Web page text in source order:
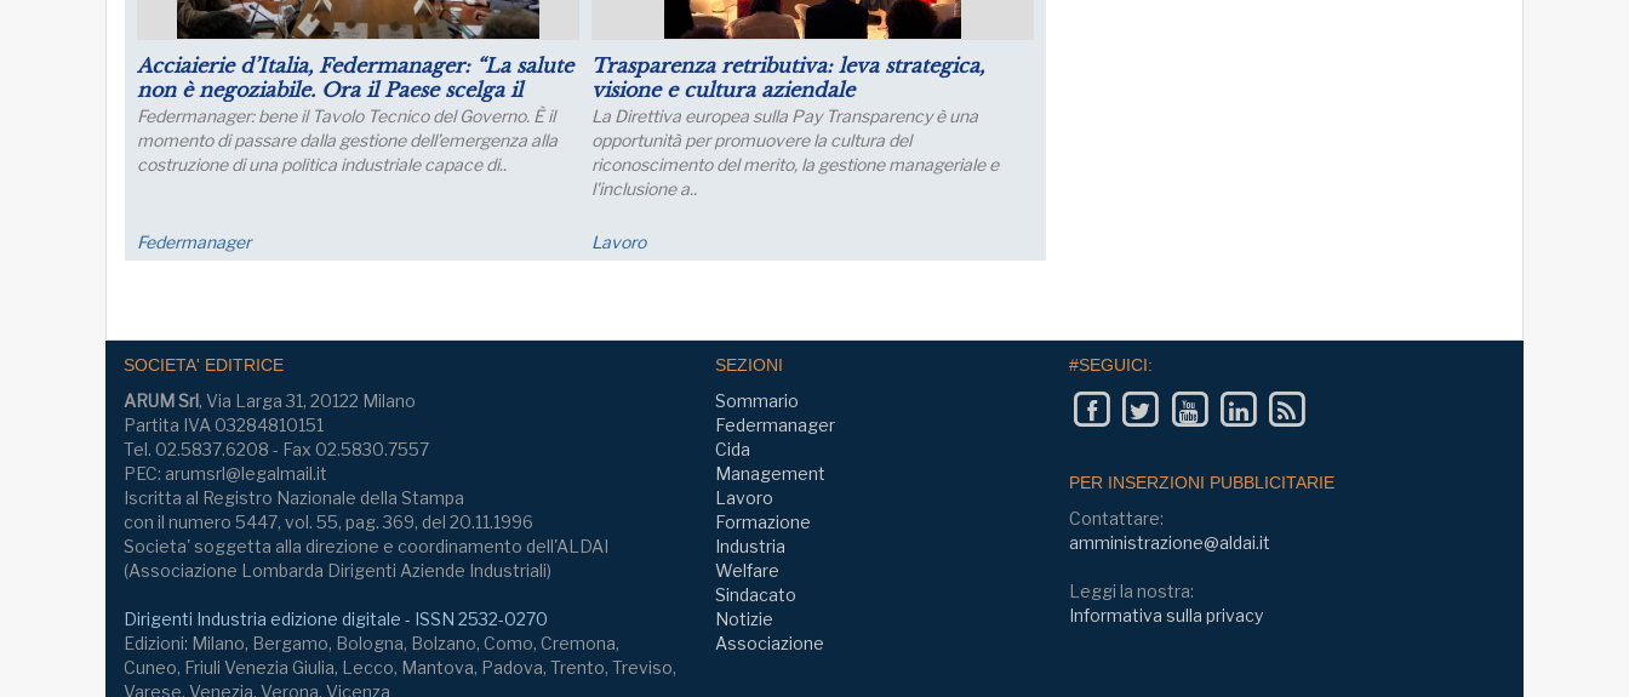
Puntare su infrastrutture e manager per il
futuro dell’industria del nord Italia
Lo sviluppo di quest’area è fondamentale per un
collegamento con l’Europa
FM Trieste
Luglio: migliorano le aspettative sulla
produzione
Le aspettative delle grandi imprese industriali migliorano
a luglio, con un aumento della quota di imprese che
prevede una crescita della produzione; nei..
Economia
SOCIETA' EDITRICE
ARUM Srl, Via Larga 31, 20122 Milano
Partita IVA 03284810151
Tel. 02.5837.6208 - Fax 02.5830.7557
PEC: arumsrl@legalmail.it
Iscritta al Registro Nazionale della Stampa
con il numero 5447, vol. 55, pag. 369, del 20.11.1996
Societa' soggetta alla direzione e coordinamento dell'ALDAI
(Associazione Lombarda Dirigenti Aziende Industriali)
Dirigenti Industria edizione digitale - ISSN 2532-0270
Edizioni: Milano, Bergamo, Bologna, Bolzano, Como, Cremona,
Cuneo, Friuli Venezia Giulia, Lecco, Mantova, Padova, Trento, Treviso,
Varese, Venezia, Verona, Vicenza
SEZIONI
Sommario
Federmanager
Cida
Management
Lavoro
Formazione
Industria
Welfare
Sindacato
Notizie
Associazione
#SEGUICI:
PER INSERZIONI PUBBLICITARIE
Contattare:
amministrazione@aldai.it
Leggi la nostra:
Informativa sulla privacy